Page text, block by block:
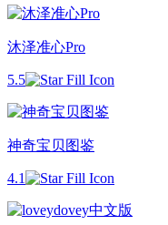
沐泽准心Pro
5.5
神奇宝贝图鉴
4.1